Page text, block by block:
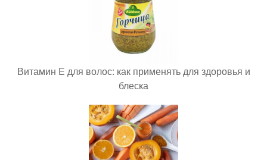
Витамин E для волос: как применять для здоровья и
блеска